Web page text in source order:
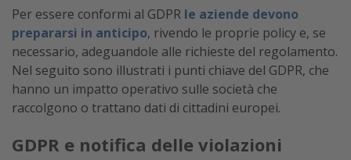
Per essere conformi al GDPR le aziende devono
prepararsi in anticipo, rivendo le proprie policy e, se
necessario, adeguandole alle richieste del regolamento.
Nel seguito sono illustrati i punti chiave del GDPR, che
hanno un impatto operativo sulle società che
raccolgono o trattano dati di cittadini europei.
GDPR e notifica delle violazioni